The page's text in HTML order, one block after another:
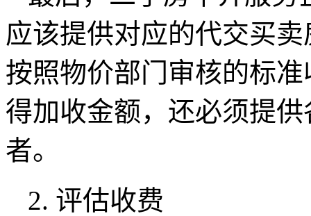
应该提供对应的代交买
按照物价部门审核的标
得加收金额，还必须提
者。
2. 评估收费